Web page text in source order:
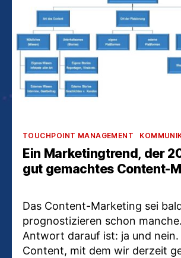
Kategorien
TOUCHPOINT MANAGEMENT
Ein Marketingtrend, der
gut gemachtes Content-
Das Content-Marketing sei
prognostizieren schon
Antwort darauf ist: ja und
Content, mit dem wir derzeit